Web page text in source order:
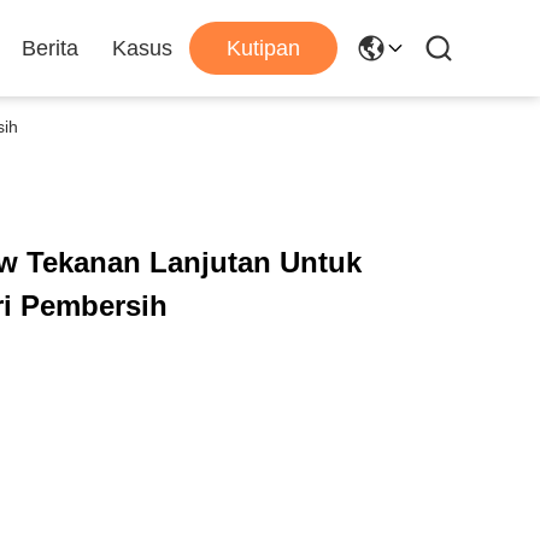
Berita Kasus Kutipan
Tekanan Lanjutan Untuk
Pembersih